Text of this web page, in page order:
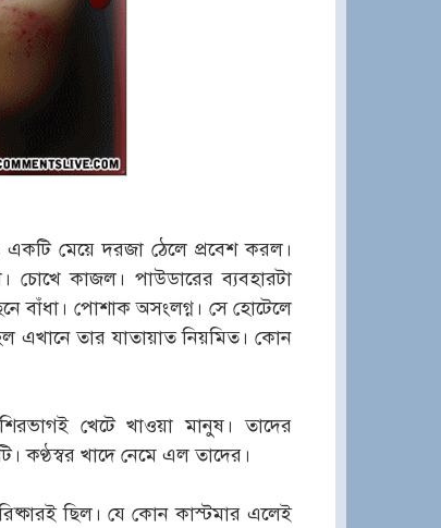
মেয়ে দরজা ঠেলে প্রবেশ করল।
চোখে কাজল। পাউডারের ব্যবহারটা
বাঁধা। পোশাক অসংলগ্ন। সে হোটেলে
এখানে তার যাতায়াত নিয়মিত। কোন
খেটে খাওয়া মানুষ। তাদের
কণ্ঠস্বর খাদে নেমে এল তাদের।
ছিল। যে কোন কাস্টমার এলেই